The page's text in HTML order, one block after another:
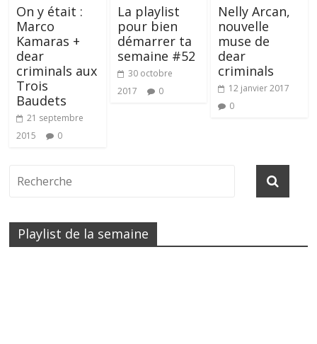
On y était :
Marco
Kamaras +
dear
criminals aux
Trois
Baudets
21 septembre
2015
0
La playlist
pour bien
démarrer ta
semaine #52
30 octobre
2017
0
Nelly Arcan,
nouvelle
muse de
dear
criminals
12 janvier 2017
0
Playlist de la semaine